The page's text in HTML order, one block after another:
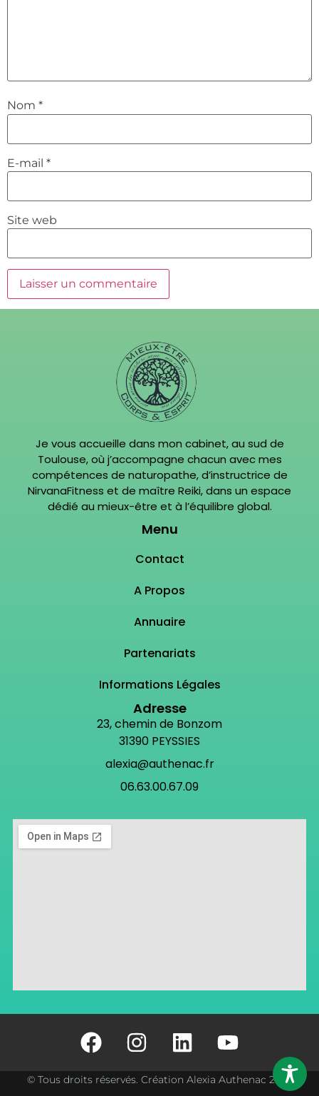
Nom *
E-mail *
Site web
Je vous accueille dans mon cabinet, au sud de
Toulouse, où j’accompagne chacun avec mes
compétences de naturopathe, d’instructrice de
NirvanaFitness et de maître Reiki, dans un espace
dédié au mieux-être et à l’équilibre global.
Menu
Contact
A Propos
Annuaire
Partenariats
Informations Légales
Adresse
23, chemin de Bonzom
31390 PEYSSIES
alexia@authenac.fr
06.63.00.67.09
© Tous droits réservés. Création Alexia Authenac 2025